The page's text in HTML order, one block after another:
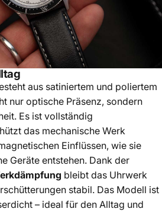
aus satiniertem und poliertem
nur optische Präsenz, sondern
Es ist vollständig
das mechanische Werk
Einflüssen, wie sie
Geräte entstehen. Dank der
bleibt das Uhrwerk
stabil. Das Modell ist
– ideal für den Alltag und